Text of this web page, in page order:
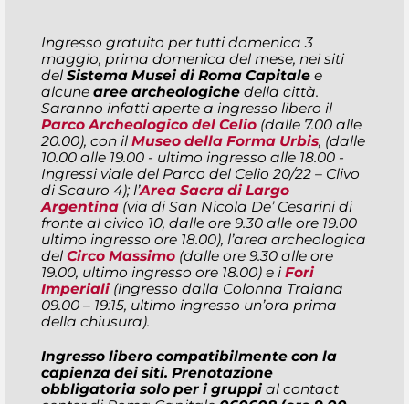
Ingresso gratuito per tutti domenica 3
maggio, prima domenica del mese, nei siti
del Sistema Musei di Roma Capitale e
alcune aree archeologiche della città.
Saranno infatti aperte a ingresso libero il
Parco Archeologico del Celio (dalle 7.00 alle
20.00), con il Museo della Forma Urbis, (dalle
10.00 alle 19.00 - ultimo ingresso alle 18.00 -
Ingressi viale del Parco del Celio 20/22 – Clivo
di Scauro 4); l’Area Sacra di Largo
Argentina (via di San Nicola De’ Cesarini di
fronte al civico 10, dalle ore 9.30 alle ore 19.00
ultimo ingresso ore 18.00), l’area archeologica
del Circo Massimo (dalle ore 9.30 alle ore
19.00, ultimo ingresso ore 18.00) e i Fori
Imperiali (ingresso dalla Colonna Traiana
09.00 – 19:15, ultimo ingresso un’ora prima
della chiusura).
Ingresso libero compatibilmente con la
capienza dei siti. Prenotazione
obbligatoria solo per i gruppi al contact